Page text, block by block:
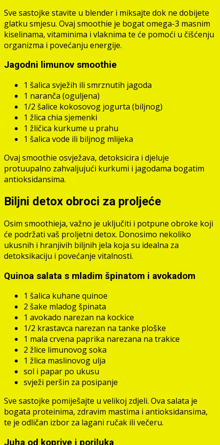
Sve sastojke stavite u blender i miksajte dok ne dobijete
glatku smjesu. Ovaj smoothie je bogat omega-3 masnim
kiselinama, vitaminima i vlaknima te će pomoći u čišćenju
organizma i povećanju energije.
Jagodni limunov smoothie
1 šalica svježih ili smrznutih jagoda
1 naranča (oguljena)
1/2 šalice kokosovog jogurta (biljnog)
1 žlica chia sjemenki
1 žličica kurkume u prahu
1 šalica vode ili biljnog mlijeka
Ovaj smoothie osvježava, detoksicira i djeluje
protuupalno zahvaljujući kurkumi i jagodama bogatim
antioksidansima.
Biljni detox obroci za proljeće
Osim smoothieja, važno je uključiti i potpune obroke koji
će podržati vaš proljetni detox. Donosimo nekoliko
ukusnih i hranjivih biljnih jela koja su idealna za
detoksikaciju i povećanje vitalnosti.
Quinoa salata s mladim špinatom i avokadom
1 šalica kuhane quinoe
2 šake mladog špinata
1 avokado narezan na kockice
1/2 krastavca narezan na tanke ploške
1 mala crvena paprika narezana na trakice
2 žlice limunovog soka
1 žlica maslinovog ulja
sol i papar po ukusu
svježi peršin za posipanje
Sve sastojke pomiješajte u velikoj zdjeli. Ova salata je
bogata proteinima, zdravim mastima i antioksidansima,
te je odličan izbor za lagani ručak ili večeru.
Juha od koprive i poriluka